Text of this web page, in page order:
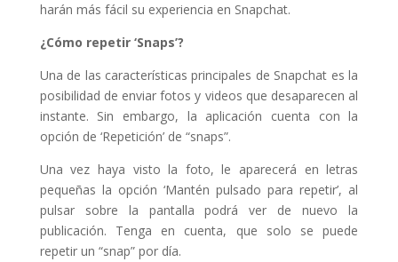
harán más fácil su experiencia en Snapchat.
¿Cómo repetir ‘Snaps’?
Una de las características principales de Snapchat es la
posibilidad de enviar fotos y videos que desaparecen al
instante. Sin embargo, la aplicación cuenta con la
opción de ‘Repetición’ de “snaps”.
Una vez haya visto la foto, le aparecerá en letras
pequeñas la opción ‘Mantén pulsado para repetir’, al
pulsar sobre la pantalla podrá ver de nuevo la
publicación. Tenga en cuenta, que solo se puede
repetir un “snap” por día.